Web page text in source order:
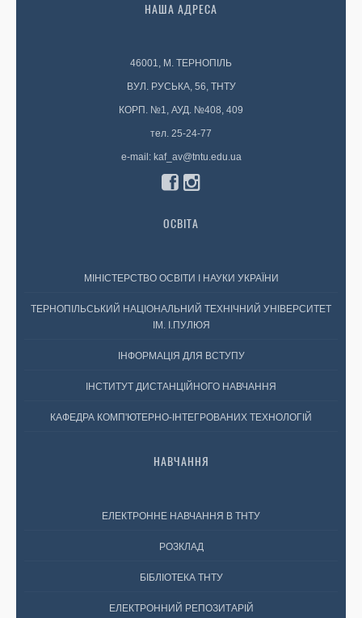
НАША АДРЕСА
46001, М. ТЕРНОПІЛЬ
ВУЛ. РУСЬКА, 56, ТНТУ
КОРП. №1, АУД. №408, 409
тел. 25-24-77
e-mail: kaf_av@tntu.edu.ua
ОСВІТА
МІНІСТЕРСТВО ОСВІТИ І НАУКИ УКРАЇНИ
ТЕРНОПІЛЬСЬКИЙ НАЦІОНАЛЬНИЙ ТЕХНІЧНИЙ УНІВЕРСИТЕТ
ІМ. І.ПУЛЮЯ
ІНФОРМАЦІЯ ДЛЯ ВСТУПУ
ІНСТИТУТ ДИСТАНЦІЙНОГО НАВЧАННЯ
КАФЕДРА КОМП'ЮТЕРНО-ІНТЕГРОВАНИХ ТЕХНОЛОГІЙ
НАВЧАННЯ
ЕЛЕКТРОННЕ НАВЧАННЯ В ТНТУ
РОЗКЛАД
БІБЛІОТЕКА ТНТУ
ЕЛЕКТРОННИЙ РЕПОЗИТАРІЙ